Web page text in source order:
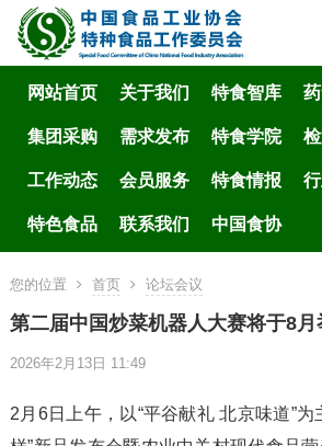
网站首页 关于我们 特食智库
集团采购 需求发布 特食学院
工作动态 会员服务 特食情报
特色食品 联系我们 中国食协
您的位置 首页 论坛会议
第二届中国炒菜机器人大赛将于8月
2026年2月13日 11:49
2月6日上午，以“平谷献礼 北京味道”为